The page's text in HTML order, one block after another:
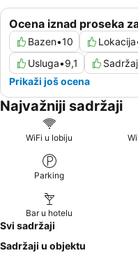
Ocena iznad proseka
Bazen•10 Lokacija
Usluga•9,1
Prikaži još ocena
Najvažniji sadržaji
WiFi u lobiju
Parking
Bar u hotelu
Svi sadržaji
Sadržaji u objektu